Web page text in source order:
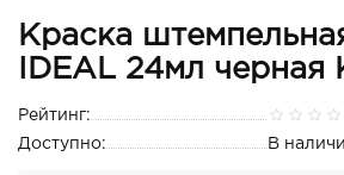
Краска
IDEAL 24мл черная
Рейтинг:
Доступно:
В